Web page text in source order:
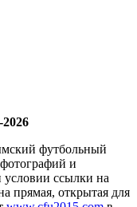
футбольный
и
условии ссылки на
прямая, открытая для